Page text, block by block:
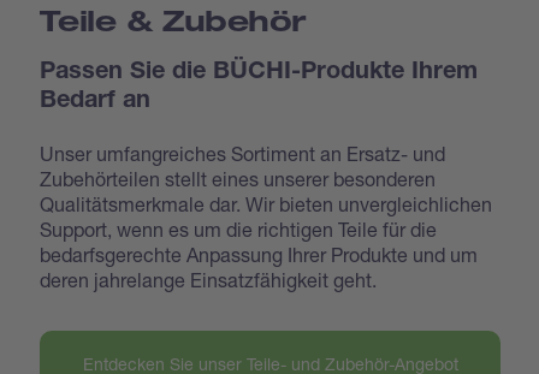
Teile & Zubehör
Passen Sie die BÜCHI-Produkte Ihrem
Bedarf an
Unser umfangreiches Sortiment an Ersatz- und
Zubehörteilen stellt eines unserer besonderen
Qualitätsmerkmale dar. Wir bieten unvergleichlichen
Support, wenn es um die richtigen Teile für die
bedarfsgerechte Anpassung Ihrer Produkte und um
deren jahrelange Einsatzfähigkeit geht.
Entdecken Sie unser Teile- und Zubehör-Angebot